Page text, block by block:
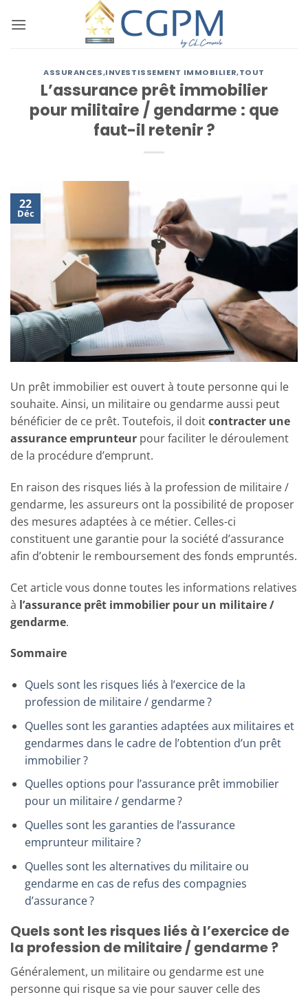
au
ASSURANCES,INVESTISSEMENT IMMOBILIER,TOUT
L’assurance prêt immobilier
pour militaire / gendarme : que
faut-il retenir ?
22
Déc
Un prêt immobilier est ouvert à toute personne qui le
souhaite. Ainsi, un militaire ou gendarme aussi peut
bénéficier de ce prêt. Toutefois, il doitcontracter une
assurance emprunteur pour faciliter le déroulement
de la procédure d’emprunt.
En raison des risques liés à la profession de militaire /
gendarme, les assureurs ont la possibilité de proposer
des mesures adaptées à ce métier. Celles-ci
constituent une garantie pour la société d’assurance
afin d’obtenir le remboursement des fonds empruntés.
Cet article vous donne toutes les informations relatives
à l’assurance prêt immobilier pour un militaire /
gendarme.
Sommaire
Quels sont les risques liés à l’exercice de la
profession de militaire / gendarme ?
Quelles sont les garanties adaptées aux militaires et
gendarmes dans le cadre de l’obtention d’un prêt
immobilier ?
Quelles options pour l’assurance prêt immobilier
pour un militaire / gendarme ?
Quelles sont les garanties de l’assurance
emprunteur militaire ?
Quelles sont les alternatives du militaire ou
gendarme en cas de refus des compagnies
d’assurance ?
Quels sont les risques liés à l’exercice de
la profession de militaire / gendarme ?
Généralement, un militaire ou gendarme est une
personne qui risque sa vie pour sauver celle des